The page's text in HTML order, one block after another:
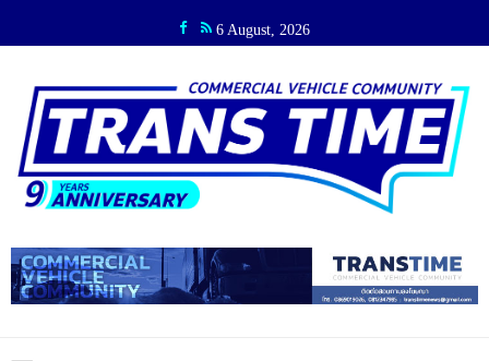
6 August, 2026